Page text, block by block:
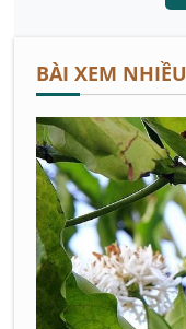
BÀI XEM NHIỀU